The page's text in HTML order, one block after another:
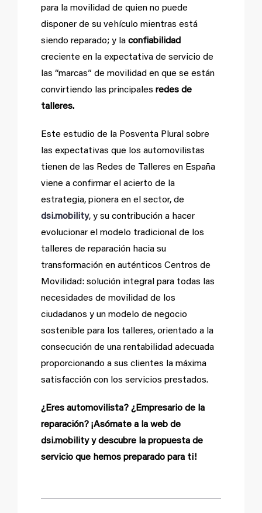
para la movilidad de quien no puede
disponer de su vehículo mientras está
siendo reparado; y la confiabilidad
creciente en la expectativa de servicio de
las “marcas” de movilidad en que se están
convirtiendo las principales redes de
talleres.
Este estudio de la Posventa Plural sobre
las expectativas que los automovilistas
tienen de las Redes de Talleres en España
viene a confirmar el acierto de la
estrategia, pionera en el sector, de
dsi.mobility, y su contribución a hacer
evolucionar el modelo tradicional de los
talleres de reparación hacia su
transformación en auténticos Centros de
Movilidad: solución integral para todas las
necesidades de movilidad de los
ciudadanos y un modelo de negocio
sostenible para los talleres, orientado a la
consecución de una rentabilidad adecuada
proporcionando a sus clientes la máxima
satisfacción con los servicios prestados.
¿Eres automovilista? ¿Empresario de la
reparación? ¡Asómate a la web de
dsi.mobility y descubre la propuesta de
servicio que hemos preparado para ti!